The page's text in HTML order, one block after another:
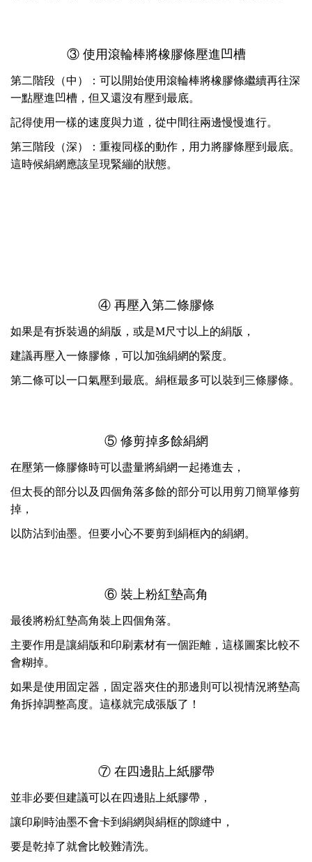
③ 使用滾輪棒將橡膠條壓進凹槽
第二階段（中）：可以開始使用滾輪棒將橡膠條繼續再往深
一點壓進凹槽，但又還沒有壓到最底。
記得使用一樣的速度與力道，從中間往兩邊慢慢進行。
第三階段（深）：重複同樣的動作，用力將膠條壓到最底。
這時候絹網應該呈現緊繃的狀態。
④ 再壓入第二條膠條
如果是有拆裝過的絹版，或是M尺寸以上的絹版，
建議再壓入一條膠條，可以加強絹網的緊度。
第二條可以一口氣壓到最底。絹框最多可以裝到三條膠條。
⑤ 修剪掉多餘絹網
在壓第一條膠條時可以盡量將絹網一起捲進去，
但太長的部分以及四個角落多餘的部分可以用剪刀簡單修剪
掉，
以防沾到油墨。但要小心不要剪到絹框內的絹網。
⑥ 裝上粉紅墊高角
最後將粉紅墊高角裝上四個角落。
主要作用是讓絹版和印刷素材有一個距離，這樣圖案比較不
會糊掉。
如果是使用固定器，固定器夾住的那邊則可以視情況將墊高
角拆掉調整高度。這樣就完成張版了！
⑦ 在四邊貼上紙膠帶
並非必要但建議可以在四邊貼上紙膠帶，
讓印刷時油墨不會卡到絹網與絹框的隙縫中，
要是乾掉了就會比較難清洗。